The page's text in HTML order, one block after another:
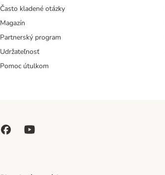
Často kladené otázky
Magazín
Partnerský program
Udržateľnosť
Pomoc útulkom